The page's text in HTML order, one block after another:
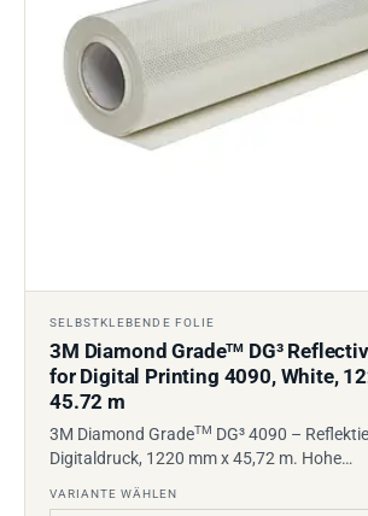
SELBSTKLEBENDE FOLIE
3M Diamond GradeTM DG³
for Digital Printing 4090, White,
45.72 m
3M Diamond GradeTM DG³ 4090 –
Digitaldruck, 1220 mm x 45,72 m. Hohe…
VARIANTE WÄHLEN